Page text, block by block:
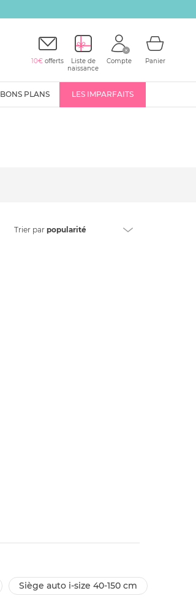
10€ offerts
Liste de
naissance
Compte Panier
BONS PLANS LES IMPARFAITS
Trier par popularité
siège auto i-size 40-150 cm